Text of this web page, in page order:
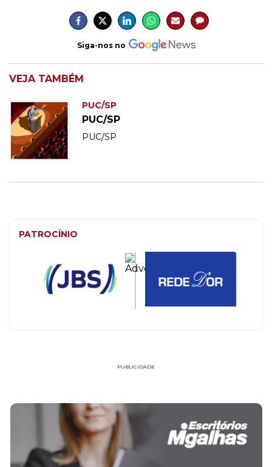
Siga-nos no
VEJA TAMBÉM
PUC/SP
PUC/SP
PUC/SP
PATROCÍNIO
PUBLICIDADE